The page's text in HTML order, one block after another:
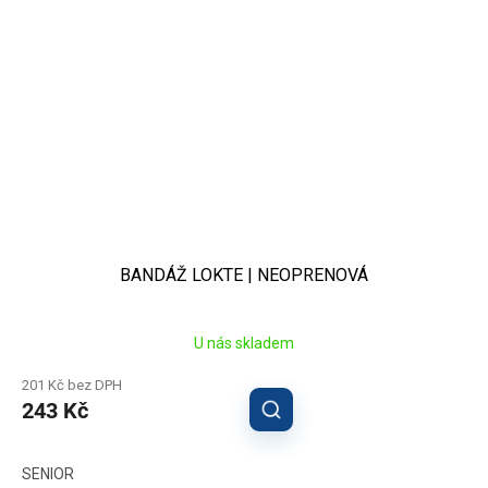
BANDÁŽ LOKTE | NEOPRENOVÁ
U nás skladem
201 Kč bez DPH
243 Kč
SENIOR